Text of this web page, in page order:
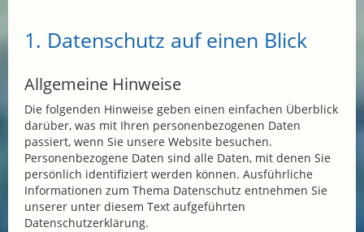
1. Datenschutz auf einen Blick
Allgemeine Hinweise
Die folgenden Hinweise geben einen einfachen Überblick
darüber, was mit Ihren personenbezogenen Daten
passiert, wenn Sie unsere Website besuchen.
Personenbezogene Daten sind alle Daten, mit denen Sie
persönlich identifiziert werden können. Ausführliche
Informationen zum Thema Datenschutz entnehmen Sie
unserer unter diesem Text aufgeführten
Datenschutzerklärung.